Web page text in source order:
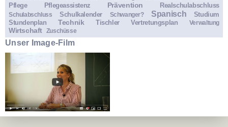
Pflege Pflegeassistenz Prävention Realschulabschluss
Schulabschluss Schulkalender Schwanger? Spanisch
Studium
Stundenplan
Technik Tischler Vertretungsplan Verwaltung
Wirtschaft Zuschüsse
Unser Image-Film